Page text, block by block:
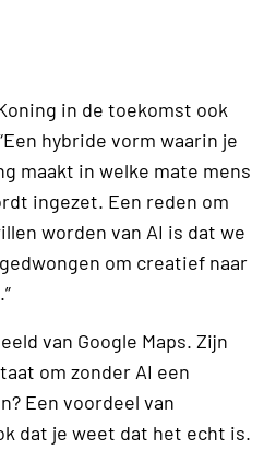
in de toekomst ook
hybride vorm waarin je
maakt in welke mate mens
ingezet. Een reden om
worden van AI is dat we
om creatief naar
van Google Maps. Zijn
om zonder AI een
Een voordeel van
dat je weet dat het echt is.